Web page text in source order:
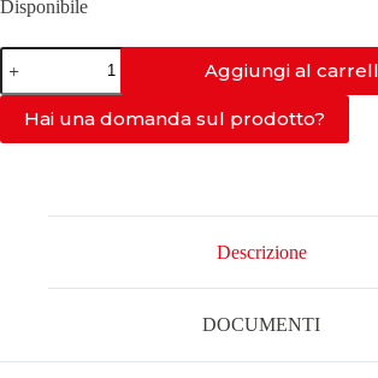
Disponibile
SILENTBOX
PER
IL
MODELLO
PRO-
quantità
Aggiungi al
Hai una domanda sul prodotto?
Descrizione
DOCUMENTI